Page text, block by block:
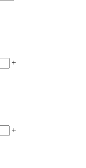
+
+